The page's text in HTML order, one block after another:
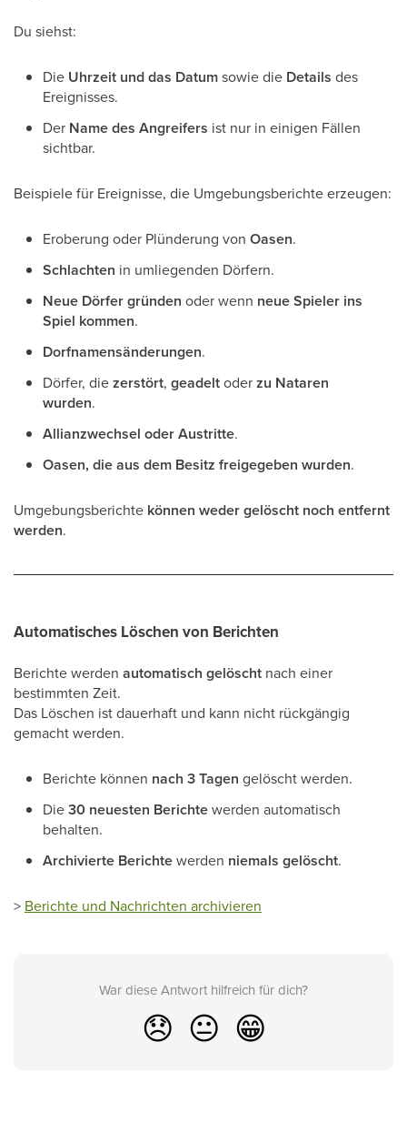
Du siehst:
Die Uhrzeit und das Datumsowie die Details des
Ereignisses.
Der Name des Angreifers ist nur in einigen Fällen
sichtbar.
Beispiele für Ereignisse, die Umgebungsberichte erzeugen:
Eroberung oder Plünderung von Oasen.
Schlachten in umliegenden Dörfern.
Neue Dörfer gründen oder wenn neue Spieler ins
Spiel kommen.
Dorfnamensänderungen.
Dörfer, diezerstört, geadeltoderzu Nataren
wurden.
Allianzwechsel oder Austritte.
Oasen, die aus dem Besitz freigegeben wurden.
Umgebungsberichte können weder gelöscht noch entfernt
werden.
Automatisches Löschen von Berichten
Berichte werden automatisch gelöscht nach einer
bestimmten Zeit.
Das Löschen ist dauerhaft und kann nicht rückgängig
gemacht werden.
Berichte können nach 3 Tagen gelöscht werden.
Die30 neuesten Berichtewerden automatisch
behalten.
Archivierte Berichtewerden niemals gelöscht.
> Berichte und Nachrichten archivieren
War diese Antwort hilfreich für dich?
😞 😐 😁